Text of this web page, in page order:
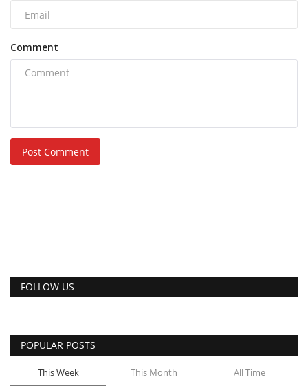
Comment
Post Comment
FOLLOW US
POPULAR POSTS
This Week This Month All Time